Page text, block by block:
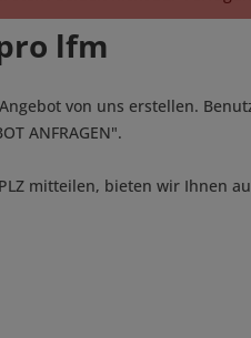
lfm
von uns erstellen.
ANFRAGEN".
mitteilen, bieten wir Ihnen